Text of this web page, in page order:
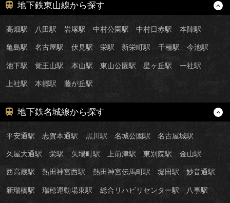
地下鉄東山線から探す
高畑駅 八田駅 岩塚駅 中村公園駅 中村日赤駅 本陣駅
亀島駅 名古屋駅 伏見駅 栄駅 新栄町駅 千種駅 今池駅
池下駅 覚王山駅 本山駅 東山公園駅 星ヶ丘駅 一社駅
上社駅 本郷駅 藤が丘駅
地下鉄名城線から探す
平安通駅 志賀本通駅 黒川駅 名城公園駅 名古屋城駅
久屋大通駅 栄駅 矢場町駅 上前津駅 東別院駅 金山駅
西高蔵駅 熱田神宮西駅 熱田神宮伝馬町駅 堀田駅 妙音通駅
新瑞橋駅 瑞穂運動場東駅 総合リハビリセンター駅 八事駅